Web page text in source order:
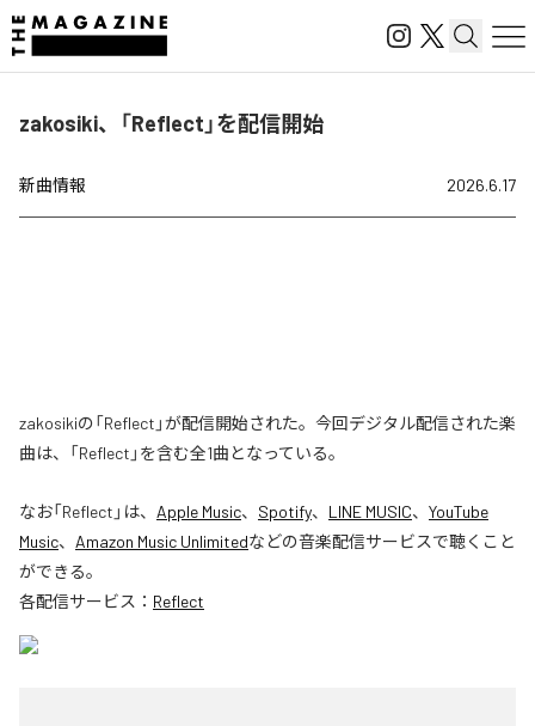
zakosiki、「Reflect」を配信開始
新曲情報 2026.6.17
zakosikiの「Reflect」が配信開始された。今回デジタル配信された楽
曲は、「Reflect」を含む全1曲となっている。
なお「Reflect 」は、 Apple Music、 Spotify、 LINE MUSIC、 YouTube
Music、 Amazon Music Unlimitedなどの音楽配信サービスで聴くこと
ができる。
各配信サービス： Reflect